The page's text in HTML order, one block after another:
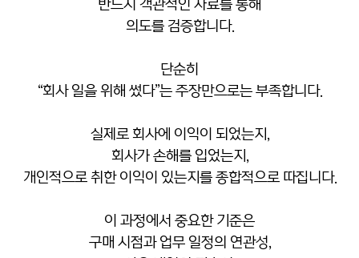
반드시 객관적인 자료를 통해
의도를 검증합니다.
단순히
“회사 일을 위해 썼다”는 주장만으로는 부족합니다.
실제로 회사에 이익이 되었는지,
회사가 손해를 입었는지,
개인적으로 취한 이익이 있는지를 종합적으로 따집니다.
이 과정에서 중요한 기준은
구매 시점과 업무 일정의 연관성,